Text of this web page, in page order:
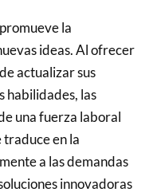
la
ideas. Al ofrecer
actualizar sus
habilidades, las
una fuerza laboral
traduce en la
a las demandas
innovadoras